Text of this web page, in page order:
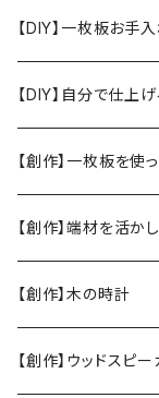
【DIY】一枚板お手
【DIY】自分で仕上
【創作】一枚板を使
【創作】端材を活か
【創作】木の時計
【創作】ウッドスピ